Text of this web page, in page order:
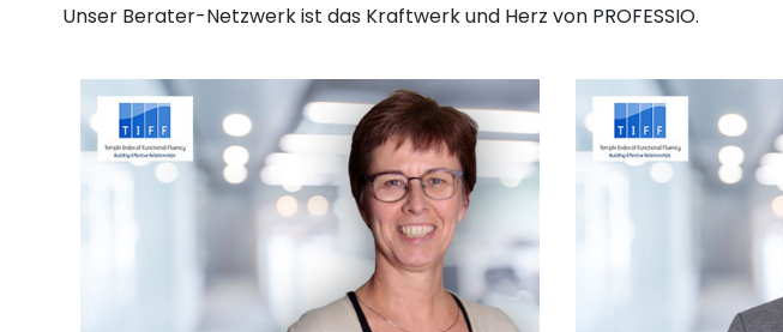
Unser Berater-Netzwerk ist das Kraftwerk und Herz von PROFESSIO.